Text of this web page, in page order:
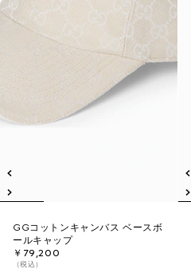
GGコットンキャンバス ベースボ
ールキャップ
￥79,200
（税込）